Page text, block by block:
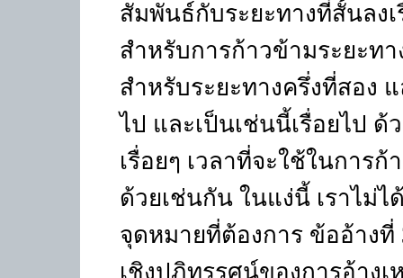
สัมพันธ์กับระยะทางที่สั้นลงเ
สำหรับการก้าวข้ามระยะทา
สำหรับระยะทางครึ่งที่สอง
ไป และเป็นเช่นนี้เรื่อยไป
เรื่อยๆ เวลาที่จะใช้ในการ
ด้วยเช่นกัน ในแง่นี้ เราไม่
จุดหมายที่ต้องการ ข้ออ้างที่
เชิงปฏิทรรศน์ของการอ้าง